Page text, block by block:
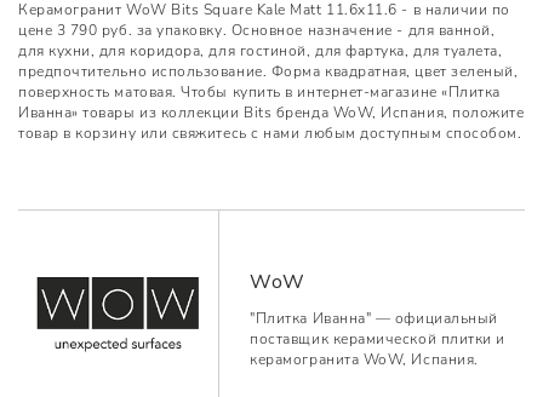
Керамогранит WoW Bits Square Kale Matt 11.6x11.6 - в наличии по
цене 3 790 руб. за упаковку. Основное назначение - для ванной,
для кухни, для коридора, для гостиной, для фартука, для туалета,
предпочтительно использование. Форма квадратная, цвет зеленый,
поверхность матовая. Чтобы купить в интернет-магазине «Плитка
Иванна» товары из коллекции Bits бренда WoW, Испания, положите
товар в корзину или свяжитесь с нами любым доступным способом.
WoW
"Плитка Иванна" — официальный
поставщик керамической плитки и
керамогранита WoW, Испания.